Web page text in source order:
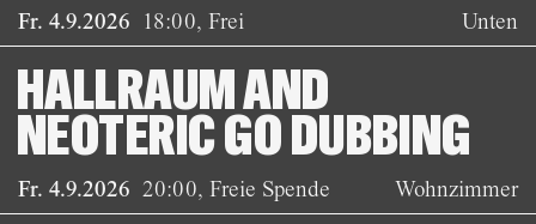
Fr. 4.9.2026 18:00,Frei Unten
Fr. 4.9.2026 20:00,Freie Spende
HALLRAUM AND
NEOTERIC GO DUBBING
Wohnzimmer